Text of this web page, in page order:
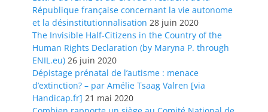
République française concernant la vie autonome
et la désinstitutionnalisation 28 juin 2020
The Invisible Half-Citizens in the Country of the
Human Rights Declaration (by Maryna P. through
ENIL.eu) 26 juin 2020
Dépistage prénatal de l’autisme : menace
d’extinction? – par Amélie Tsaag Valren [via
Handicap.fr] 21 mai 2020